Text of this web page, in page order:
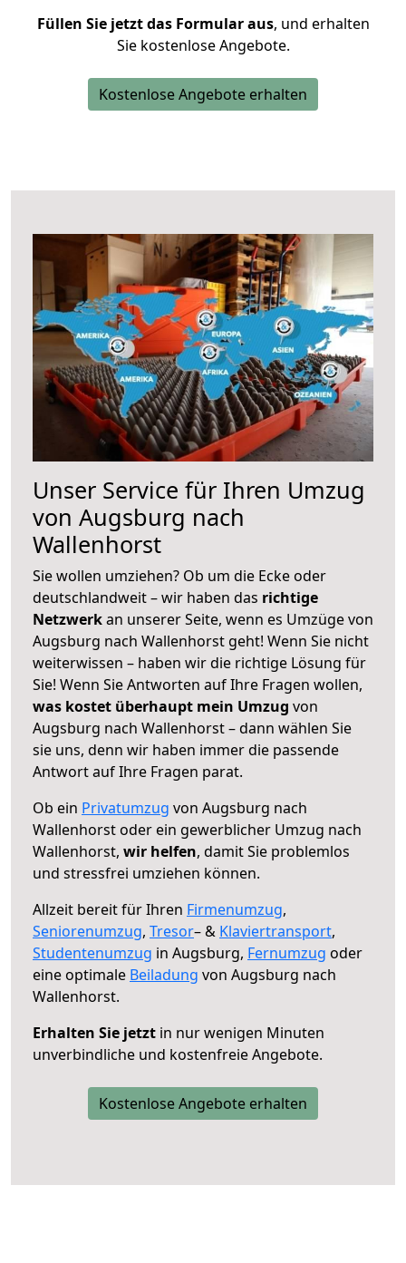
Füllen Sie jetzt das Formular aus, und erhalten
Sie kostenlose Angebote.
Kostenlose Angebote erhalten
Unser Service für Ihren Umzug
von Augsburg nach
Wallenhorst
Sie wollen umziehen? Ob um die Ecke oder
deutschlandweit – wir haben das richtige
Netzwerkan unserer Seite, wenn es Umzüge von
Augsburg nach Wallenhorst geht! Wenn Sie nicht
weiterwissen – haben wir die richtige Lösung für
Sie! Wenn Sie Antworten auf Ihre Fragen wollen,
was kostet überhaupt mein Umzug von
Augsburg nach Wallenhorst – dann wählen Sie
sie uns, denn wir haben immer die passende
Antwort auf Ihre Fragen parat.
Ob ein Privatumzug von Augsburg nach
Wallenhorst oder ein gewerblicher Umzug nach
Wallenhorst, wir helfen, damit Sie problemlos
und stressfrei umziehen können.
Allzeit bereit für Ihren Firmenumzug,
Seniorenumzug, Tresor– & Klaviertransport,
Studentenumzug in Augsburg, Fernumzug oder
eine optimale Beiladung von Augsburg nach
Wallenhorst.
Erhalten Sie jetzt in nur wenigen Minuten
unverbindliche und kostenfreie Angebote.
Kostenlose Angebote erhalten